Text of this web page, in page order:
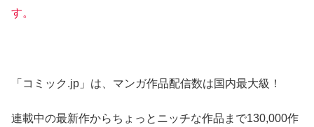
す。
「コミック.jp」は、マンガ作品配信数は国内最大級！
連載中の最新作からちょっとニッチな作品まで130,000作